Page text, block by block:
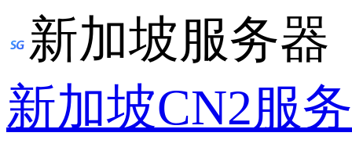
新加坡服务器
新加坡CN2服